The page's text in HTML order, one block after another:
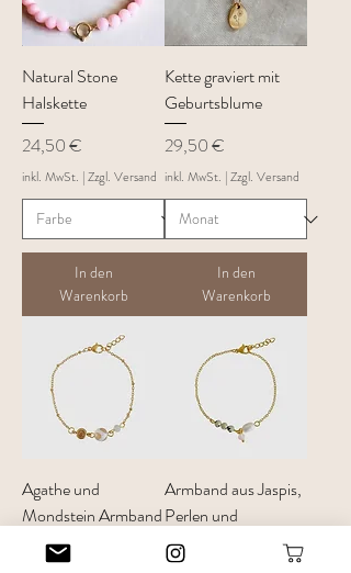
Natural Stone
Halskette
Preis
24,50 €
inkl. MwSt. |Zzgl. Versand
In den
Warenkorb
Kette graviert mit
Geburtsblume
Preis
29,50 €
inkl. MwSt. |Zzgl. Versand
In den
Warenkorb
Agathe und
Mondstein Armband
Preis
24,50 €
Armband aus Jaspis,
Perlen und
Rosenquarz